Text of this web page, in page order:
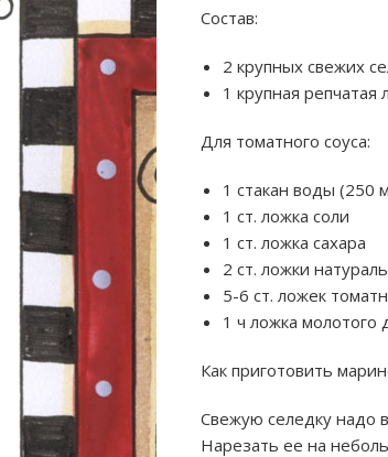
Состав:
2 крупных свежих
1 крупная репчатая
Для томатного соуса:
1 стакан воды (250
1 ст. ложка соли
1 ст. ложка сахара
2 ст. ложки
5-6 ст. ложек
1 ч ложка молотого
Как приготовить
Свежую селедку надо
Нарезать ее на